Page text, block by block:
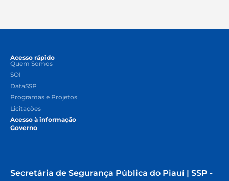
Acesso rápido
Quem Somos
SOI
DataSSP
Programas e Projetos
Licitações
Acesso à informação
Governo
Secretária de Segurança Pública do Piauí | SSP -